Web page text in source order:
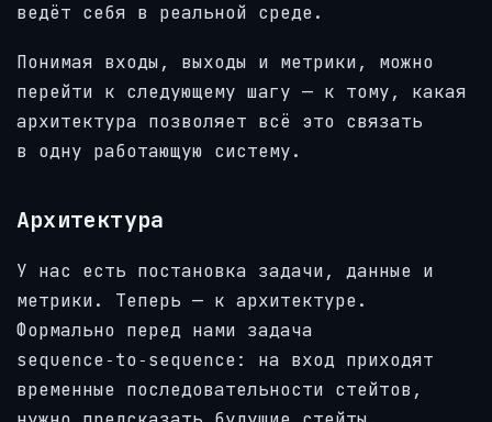
ведёт себя в реальной среде.
Понимая входы, выходы и метрики, можно
перейти к следующему шагу — к тому, какая
архитектура позволяет всё это связать
в одну работающую систему.
Архитектура
У нас есть постановка задачи, данные и
метрики. Теперь — к архитектуре.
Формально перед нами задача
sequence‑to‑sequence: на вход приходят
временные последовательности стейтов,